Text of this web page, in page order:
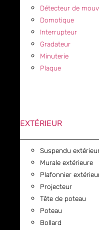
Détecteur de
Domotique
Interrupteur
Gradateur
Minuterie
Plaque
EXTÉRIEUR
Suspendu
Murale extérieure
Plafonnier
Projecteur
Tête de poteau
Poteau
Bollard